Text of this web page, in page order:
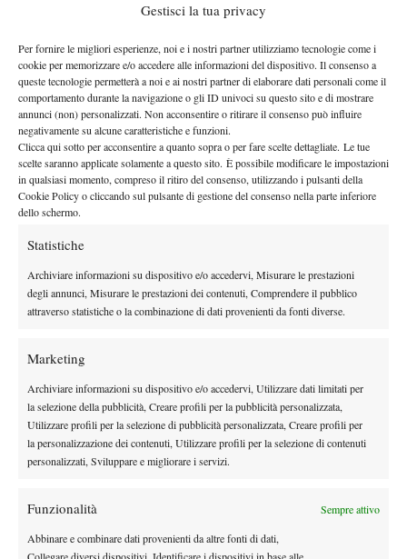
Gestisci la tua privacy
Per fornire le migliori esperienze, noi e i nostri partner utilizziamo tecnologie come i
cookie per memorizzare e/o accedere alle informazioni del dispositivo. Il consenso a
queste tecnologie permetterà a noi e ai nostri partner di elaborare dati personali come il
comportamento durante la navigazione o gli ID univoci su questo sito e di mostrare
annunci (non) personalizzati. Non acconsentire o ritirare il consenso può influire
negativamente su alcune caratteristiche e funzioni.
Clicca qui sotto per acconsentire a quanto sopra o per fare scelte dettagliate. Le tue
scelte saranno applicate solamente a questo sito. È possibile modificare le impostazioni
in qualsiasi momento, compreso il ritiro del consenso, utilizzando i pulsanti della
Cookie Policy o cliccando sul pulsante di gestione del consenso nella parte inferiore
dello schermo.
Statistiche
Archiviare informazioni su dispositivo e/o accedervi, Misurare le prestazioni
degli annunci, Misurare le prestazioni dei contenuti, Comprendere il pubblico
attraverso statistiche o la combinazione di dati provenienti da fonti diverse.
Marketing
Archiviare informazioni su dispositivo e/o accedervi, Utilizzare dati limitati per
la selezione della pubblicità, Creare profili per la pubblicità personalizzata,
Utilizzare profili per la selezione di pubblicità personalizzata, Creare profili per
la personalizzazione dei contenuti, Utilizzare profili per la selezione di contenuti
personalizzati, Sviluppare e migliorare i servizi.
Funzionalità Sempre attivo
Abbinare e combinare dati provenienti da altre fonti di dati,
le parti. L’ucraina ha avuto più volte la possibilità di chiudere la
match point complessivi.Nel terzo set, però,Yastremska è
riuscita a ritrovare lucidità nel tie-break decisivo, nonostante
una spagnola capace di lottare fino all’ultimo punto e trascinare
la semifinale al suo limite.
Per Yastremska si tratta della seconda finale a livello WTA 125 e
nel pomeriggio di sabato 16 maggio non prima delle 14.30,
sfiderà Barbora Krejcikova per il titolo del Parma Ladies
Open.
Masters 1000 Montreal 2026:
Bolelli/Vavassori fuori al primo turno
News